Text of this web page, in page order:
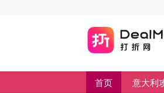
首页 意大利